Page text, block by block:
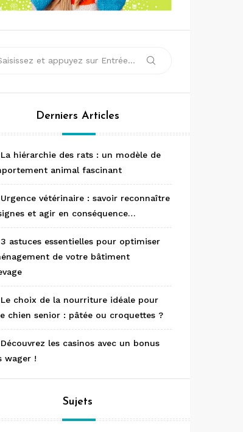
Rechercher
Derniers Articles
La hiérarchie des rats : un modèle de
animal fascinant
Urgence vétérinaire : savoir reconnaître
et agir en conséquence…
3 astuces essentielles pour optimiser
de votre bâtiment
Le choix de la nourriture idéale pour
chien senior : pâtée ou croquettes ?
Découvrez les casinos avec un bonus
wager !
Sujets